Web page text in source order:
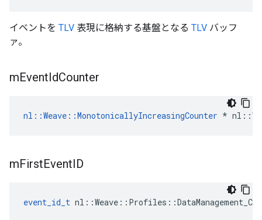
イベントを TLV 表現に格納する基盤となる TLV バッフ
ァ。
mEventIdCounter
nl::Weave::MonotonicallyIncreasingCounter *
mFirstEventID
event_id_t